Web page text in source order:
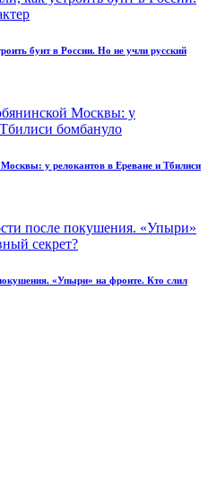
бунт в России. Но не учли русский
у релокантов в Ереване и Тбилиси
«Упыри» на фронте. Кто слил